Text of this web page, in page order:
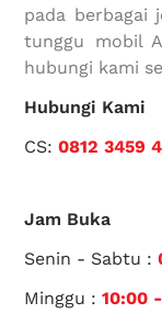
pada berbagai
tunggu mobil
hubungi kami
Hubungi Kami
CS:0812 3459
Jam Buka
Senin - Sabtu :
Minggu :10:00